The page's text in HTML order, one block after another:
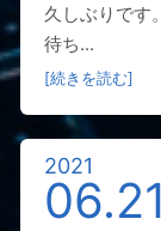
久しぶりです
待ち...
[続きを読む]
2021
06.21